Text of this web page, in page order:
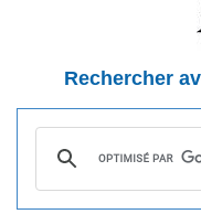
Rechercher